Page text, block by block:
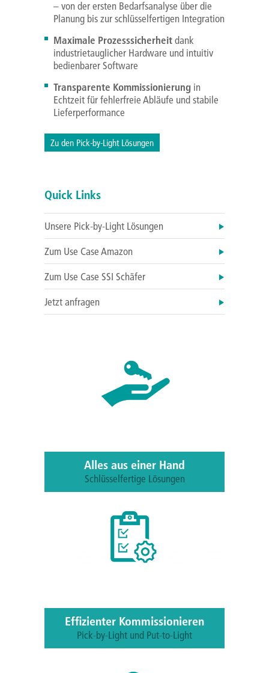
– von der ersten Bedarfsanalyse über die
Planung bis zur schlüsselfertigen Integration
Maximale Prozesssicherheitdank
industrietauglicher Hardware und intuitiv
bedienbarer Software
Transparente Kommissionierung in
Echtzeit für fehlerfreie Abläufe und stabile
Lieferperformance
Zu den Pick-by-Light Lösungen
Quick Links
Unsere Pick-by-Light Lösungen
Zum Use Case Amazon
Zum Use Case SSI Schäfer
Jetzt anfragen
Alles aus einer Hand
Schlüsselfertige Lösungen
Hardware, wir installieren und geben
Ihnen das System schlüsselfertig ab.
Effizienter Kommissionieren
Pick-by-Light und Put-to-Light